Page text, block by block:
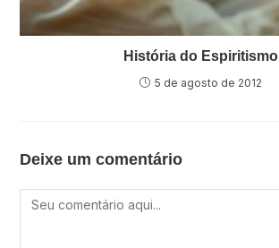
História do Espiritismo
5 de agosto de 2012
Deixe um comentário